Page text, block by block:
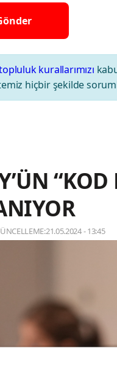
kurallarımızı
hiçbir şekilde
“KOD
- 13:45